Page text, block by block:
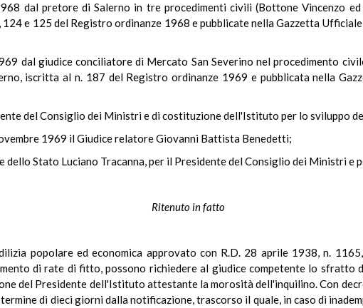
dal pretore di Salerno in tre procedimenti civili (Bottone Vincenzo
e 125 del Registro ordinanze 1968 e pubblicate nella Gazzetta
dal giudice conciliatore di Mercato San Severino nel procedimento
iscritta al n. 187 del Registro ordinanze 1969 e pubblicata nella
del Consiglio dei Ministri e di costituzione dell'Istituto per lo sviluppo
1969 il Giudice relatore Giovanni Battista Benedetti;
Stato Luciano Tracanna, per il Presidente del Consiglio dei Ministri e
Ritenuto in fatto
popolare ed economica approvato con R.D. 28 aprile 1938, n.
di rate di fitto, possono richiedere al giudice competente lo sfratto
del Presidente dell'Istituto attestante la morosità dell'inquilino. Con
di dieci giorni dalla notificazione, trascorso il quale, in caso di